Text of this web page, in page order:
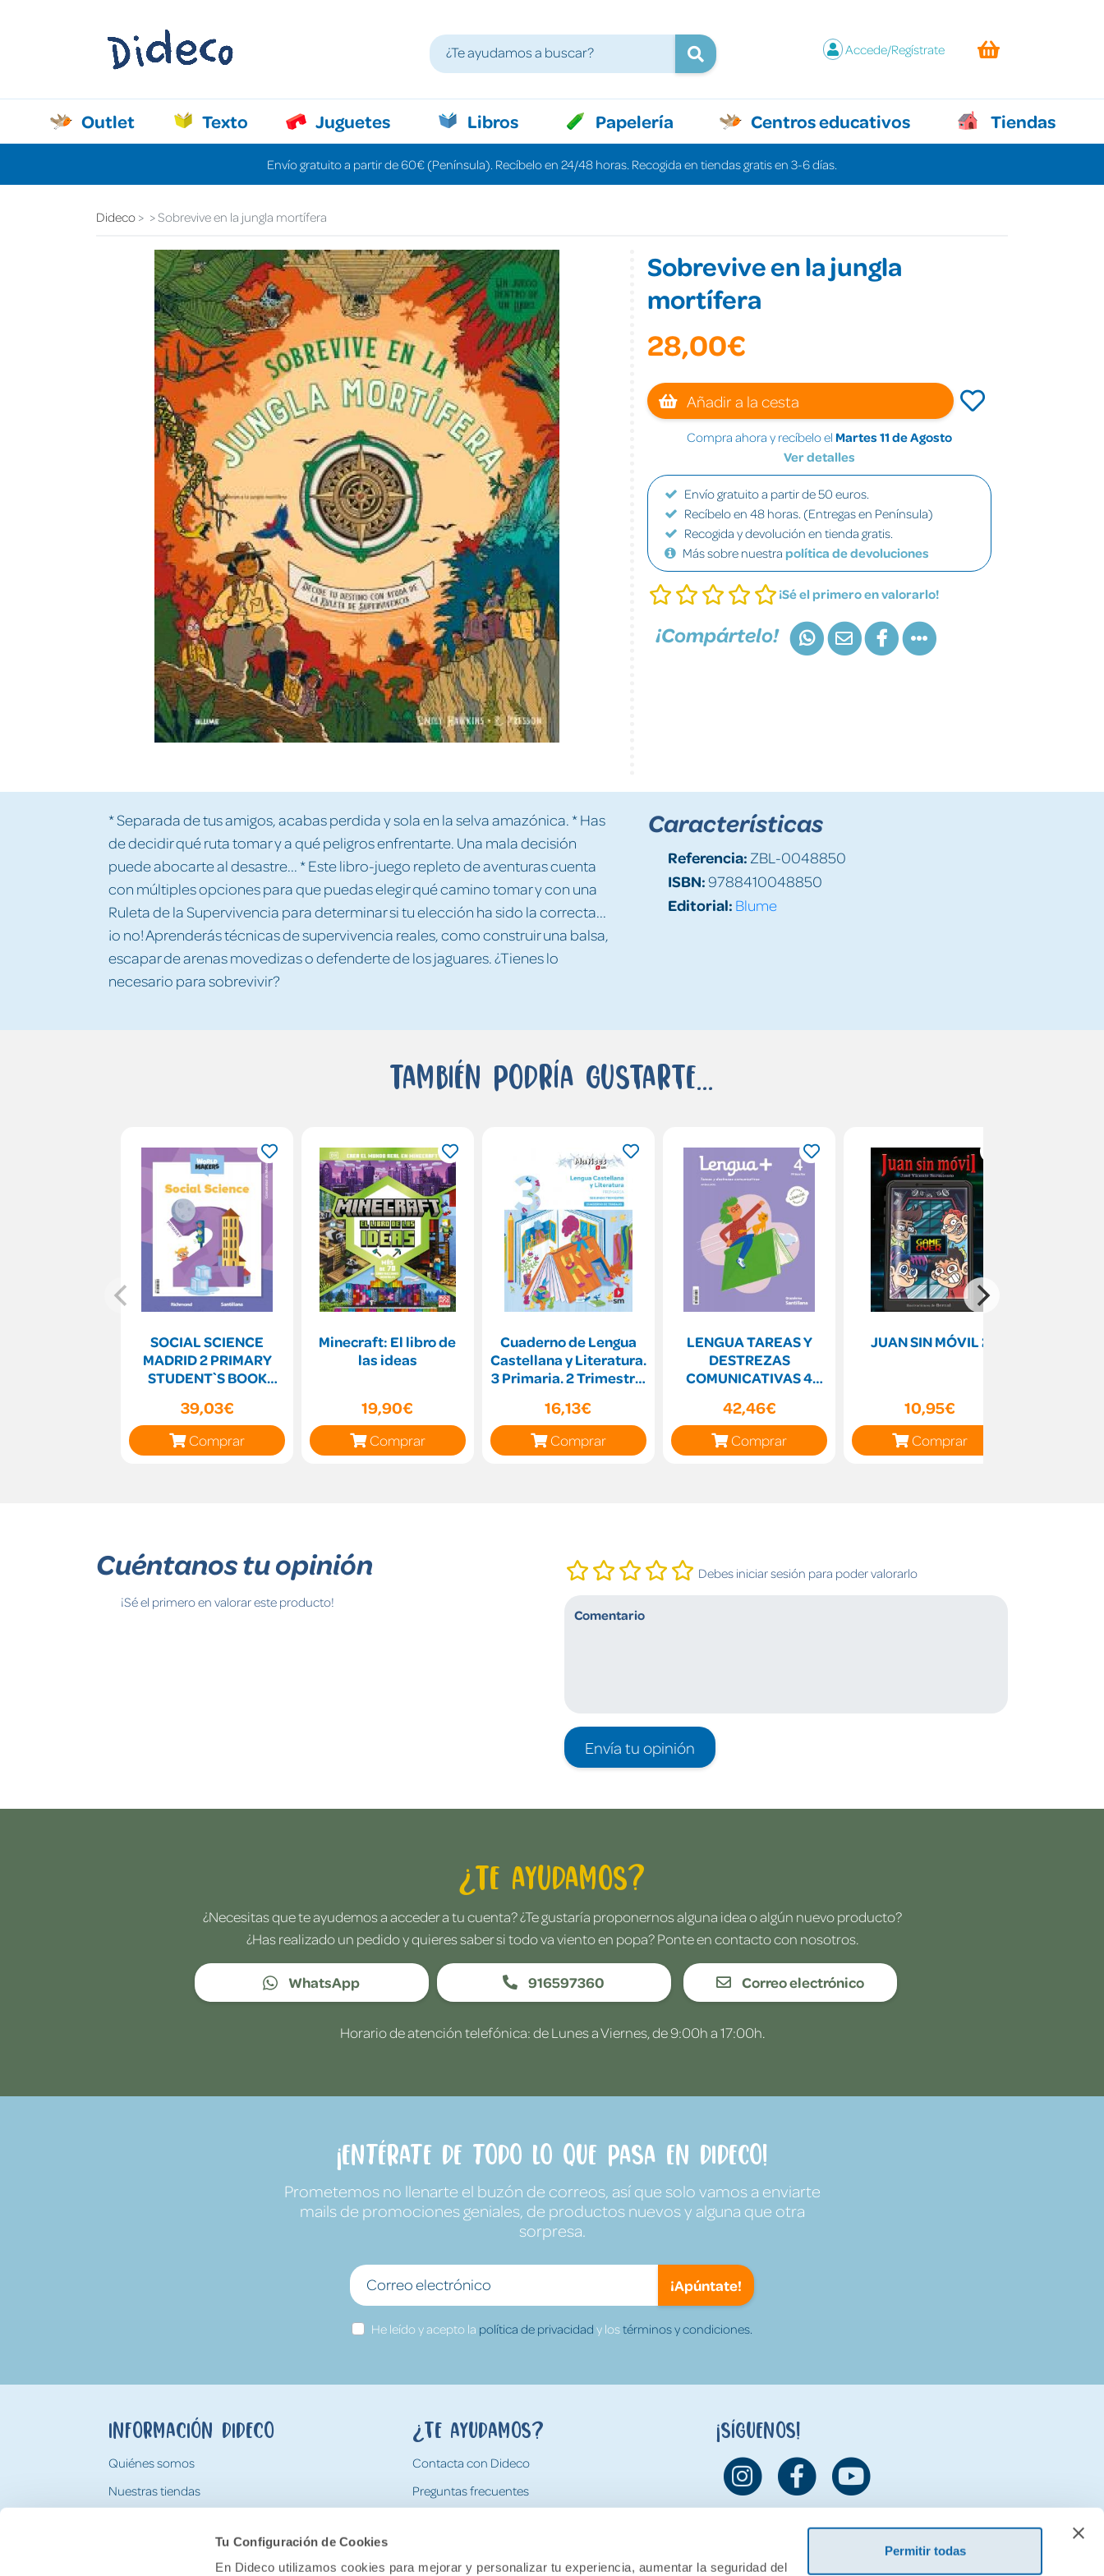
Tu Configuración de Cookies
En Dideco utilizamos cookies para mejorar y personalizar tu experiencia, aumentar la seguridad del
Permitir todas
Accede/Regístrate
Outlet Texto Juguetes Libros Papelería Centros educativos Tiendas
Envío gratuito a partir de 60€ (Península). Recíbelo en 24/48 horas. Recogida en tiendas gratis en 3-6 días.
Dideco Sobrevive en la jungla mortífera
Sobrevive en la jungla
mortífera
28,00€
Añadir a la cesta
Compra ahora y recíbelo el Martes 11 de Agosto
Ver detalles
Envío gratuito a partir de 50 euros.
Recíbelo en 48 horas. (Entregas en Península)
Recogida y devolución en tienda gratis.
Más sobre nuestra política de devoluciones
¡Sé el primero en valorarlo!
¡Compártelo!
* Separada de tus amigos, acabas perdida y sola en la selva amazónica. * Has
de decidir qué ruta tomar y a qué peligros enfrentarte. Una mala decisión
puede abocarte al desastre... * Este libro-juego repleto de aventuras cuenta
con múltiples opciones para que puedas elegir qué camino tomar y con una
Ruleta de la Supervivencia para determinar si tu elección ha sido la correcta...
¡o no! Aprenderás técnicas de supervivencia reales, como construir una balsa,
escapar de arenas movedizas o defenderte de los jaguares. ¿Tienes lo
necesario para sobrevivir?
Características
Referencia: ZBL-0048850
ISBN:9788410048850
Editorial: Blume
También podría gustarte...
SOCIAL SCIENCE
MADRID 2 PRIMARY
STUDENT`S BOOK
39,03€
Comprar
Minecraft: El libro de
las ideas
19,90€
Comprar
Cuaderno de Lengua
Castellana y Literatura.
3 Primaria. 2 Trimestre.
16,13€
Comprar
LENGUA TAREAS Y
DESTREZAS
COMUNICATIVAS 4
42,46€
Comprar
JUAN SIN MÓVIL 2
10,95€
Comprar
Cuéntanos tu opinión
¡Sé el primero en valorar este producto!
Debes iniciar sesión para poder valorarlo
Envía tu opinión
¿Te ayudamos?
¿Necesitas que te ayudemos a acceder a tu cuenta? ¿Te gustaría proponernos alguna idea o algún nuevo producto?
¿Has realizado un pedido y quieres saber si todo va viento en popa? Ponte en contacto con nosotros.
WhatsApp 916597360 Correo electrónico
Horario de atención telefónica: de Lunes a Viernes, de 9:00h a 17:00h.
¡Entérate de todo lo que pasa en Dideco!
Prometemos no llenarte el buzón de correos, así que solo vamos a enviarte
mails de promociones geniales, de productos nuevos y alguna que otra
sorpresa.
¡Apúntate!
He leído y acepto la política de privacidad y lostérminos y condiciones.
Información Dideco
Quiénes somos
Nuestras tiendas
Tarjeta Regalo Dideco
¿Te ayudamos?
Contacta con Dideco
Preguntas frecuentes
¡Síguenos!